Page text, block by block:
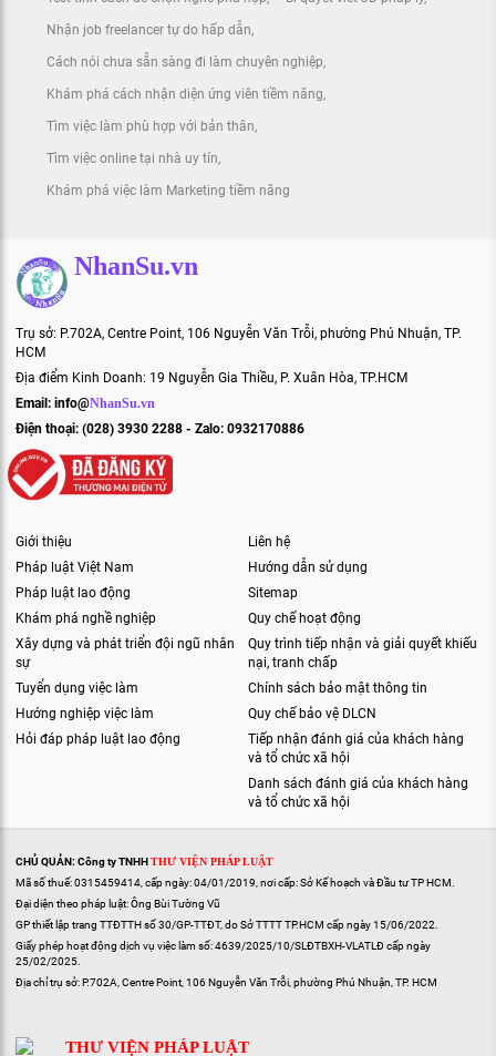
Nhận job freelancer tự do hấp dẫn
Cách nói chưa sẵn sàng đi làm chuyên nghiệp
Khám phá cách nhận diện ứng viên tiềm năng
Tìm việc làm phù hợp với bản thân
Tìm việc online tại nhà uy tín
Khám phá việc làm Marketing tiềm năng
NhanSu.vn
Trụ sở: P.702A, Centre Point, 106 Nguyễn Văn Trỗi, phường Phú Nhuận, TP.
HCM
Địa điểm Kinh Doanh: 19 Nguyễn Gia Thiều, P. Xuân Hòa, TP.HCM
Email: info@NhanSu.vn
Điện thoại: (028) 3930 2288 - Zalo: 0932170886
Giới thiệu
Pháp luật Việt Nam
Pháp luật lao động
Khám phá nghề nghiệp
Xây dựng và phát triển đội ngũ nhân
sự
Tuyển dụng việc làm
Hướng nghiệp việc làm
Hỏi đáp pháp luật lao động
Liên hệ
Hướng dẫn sử dụng
Sitemap
Quy chế hoạt động
Quy trình tiếp nhận và giải quyết khiếu
nại, tranh chấp
Chính sách bảo mật thông tin
Quy chế bảo vệ DLCN
Tiếp nhận đánh giá của khách hàng
và tổ chức xã hội
Danh sách đánh giá của khách hàng
và tổ chức xã hội
CHỦ QUẢN: Công ty TNHHTHƯ VIỆN PHÁP LUẬT
Mã số thuế: 0315459414, cấp ngày: 04/01/2019, nơi cấp: Sở Kế hoạch và Đầu tư TP HCM.
Đại diện theo pháp luật: Ông Bùi Tường Vũ
GP thiết lập trang TTĐTTH số 30/GP-TTĐT, do Sở TTTT TP.HCM cấp ngày 15/06/2022.
Giấy phép hoạt động dịch vụ việc làm số: 4639/2025/10/SLĐTBXH-VLATLĐ cấp ngày
25/02/2025.
Địa chỉ trụ sở: P.702A, Centre Point, 106 Nguyễn Văn Trỗi, phường Phú Nhuận, TP. HCM
THƯ VIỆN PHÁP LUẬT